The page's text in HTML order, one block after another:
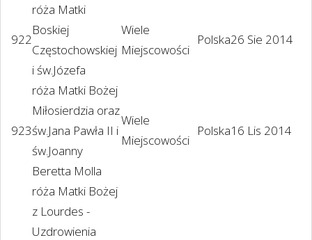
922
róża Matki
Boskiej
Częstochowskiej
i św.Józefa
Wiele
Miejscowości
Polska26 Sie 2014
923
róża Matki Bożej
Miłosierdzia oraz
św.Jana Pawła II i
św.Joanny
Beretta Molla
Wiele
Miejscowości
Polska16 Lis 2014
róża Matki Bożej
z Lourdes -
Uzdrowienia